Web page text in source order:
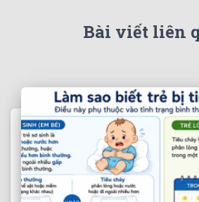
Bài viết liên